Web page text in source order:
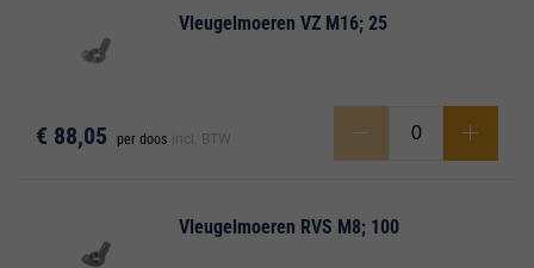
Vleugelmoeren VZ M16; 25
€ 88,05 per doos incl. BTW
Vleugelmoeren RVS M8; 100